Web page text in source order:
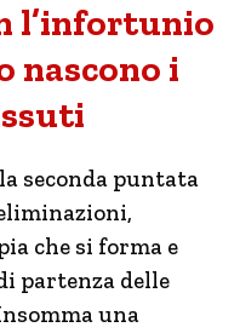
l’infortunio
nascono i
seconda puntata
che si forma e
partenza delle
una